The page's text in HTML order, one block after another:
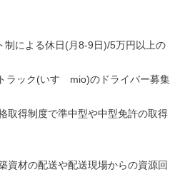
制による休日(月8-9日)/5万円以上の
ラック(いすゞmio)のドライバー募集
取得制度で準中型や中型免許の取得
資材の配送や配送現場からの資源回